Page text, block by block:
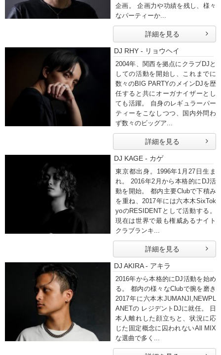
企画。 企画力や功績を残し、様々
なパーティーか...
詳細を見る
DJ RHY - リョウヘイ
2004年、関西を拠点にクラブDJと
しての活動を開始し、これまでに
数々のBIG PARTYのメインDJを歴
任すると共にオーガナイザーとし
ても活躍。 自身のレギュラーパー
ティーをこなしつつ、国内外問わ
ず数々のビッグア...
詳細を見る
DJ KAGE - カゲ
東京都出身。1996年1月27日生ま
れ。 2016年2月から本格的にDJ活
動を開始。 都内主要Clubで下積み
を重ね、2017年には六本木SixTok
yoのRESIDENTとして活動する。
現在は世界で最も権威あるナイト
クラブランキ...
詳細を見る
DJ AKIRA - アキラ
2016年から本格的にDJ活動を始め
る。 都内の様々なClubで腕を磨き
2017年に六本木JUMANJI,NEWPL
ANETの レジデントDJに就任。 日
本人離れした顔立ちと、状況に応
じた固定概念に囚われないAll MIX
な選曲で多く...